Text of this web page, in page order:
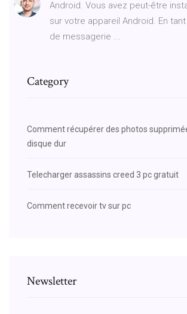
Android. Vous avez peut-être
sur votre appareil Android. En
de messagerie ...
Category
Comment récupérer des photos
disque dur
Telecharger assassins creed 3 pc gratuit
Comment recevoir tv sur pc
Newsletter